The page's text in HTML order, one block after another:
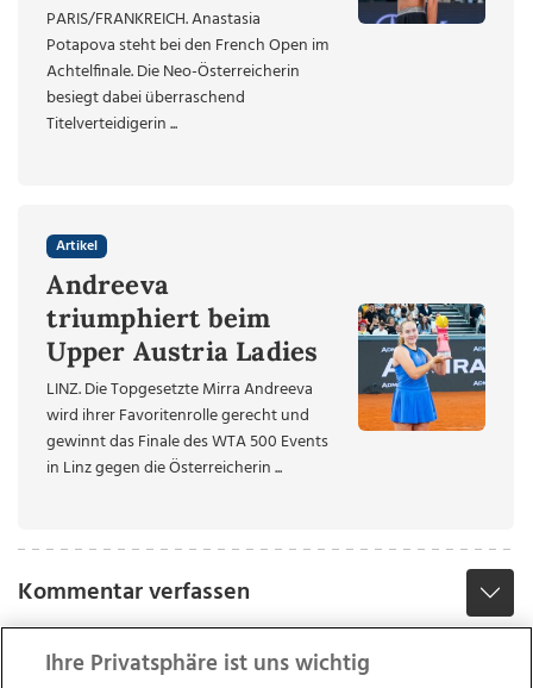
PARIS/FRANKREICH. Anastasia
Potapova steht bei den French Open im
Achtelfinale. Die Neo-Österreicherin
besiegt dabei überraschend
Titelverteidigerin ...
Artikel
Andreeva
triumphiert beim
Upper Austria Ladies
LINZ. Die Topgesetzte Mirra Andreeva
wird ihrer Favoritenrolle gerecht und
gewinnt das Finale des WTA 500 Events
in Linz gegen die Österreicherin ...
Kommentar verfassen
Ihre Privatsphäre ist uns wichtig